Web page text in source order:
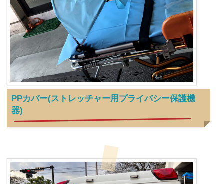
PPカバー(ストレッチャー用プライバシー保護機
器)